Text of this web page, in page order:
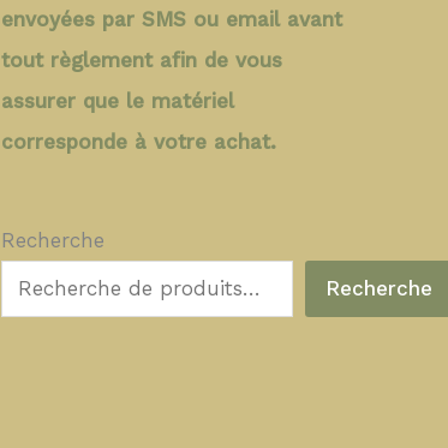
envoyées par SMS ou email avant
tout règlement afin de vous
assurer que le matériel
corresponde à votre achat.
Recherche
Recherche